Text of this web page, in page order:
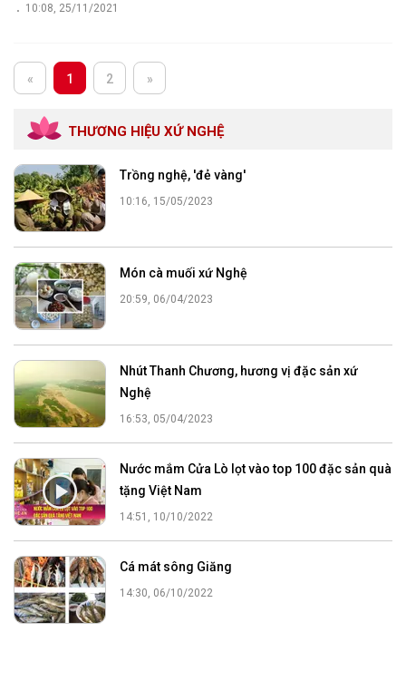
10:08, 25/11/2021
« 1 2 »
THƯƠNG HIỆU XỨ NGHỆ
Trồng nghệ, 'đẻ vàng'
10:16, 15/05/2023
Món cà muối xứ Nghệ
20:59, 06/04/2023
Nhút Thanh Chương, hương vị đặc sản xứ
Nghệ
16:53, 05/04/2023
Nước mắm Cửa Lò lọt vào top 100 đặc sản quà
tặng Việt Nam
14:51, 10/10/2022
Cá mát sông Giăng
14:30, 06/10/2022